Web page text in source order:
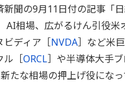
新聞の9月11日付の記事「
相場、広がるけん引役米
ビディア［NVDA］など米
ル［ORCL］や半導体大手
たな相場の押上げ役にな